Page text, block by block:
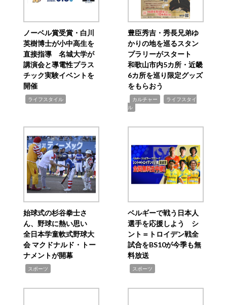
ノーベル賞受賞・白川
英樹博士が小中高生を
直接指導 名城大学が
講演会と導電性プラス
チック実験イベントを
開催
ライフスタイル
豊臣秀吉・秀長兄弟ゆ
かりの地を巡るスタン
プラリーがスタート
和歌山市内5カ所・近畿
6カ所を巡り限定グッズ
をもらおう
カルチャー
ライフスタイ
ル
始球式の杉谷拳士さ
ん、野球に熱い思い
全日本学童軟式野球大
会 マクドナルド・トー
ナメントが開幕
スポーツ
ベルギーで戦う日本人
選手を応援しよう シ
ント＝トロイデン戦全
試合をBS10が今季も無
料放送
スポーツ